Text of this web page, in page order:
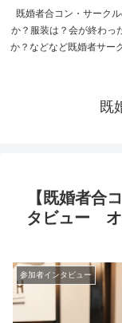
既婚者合コン・サーク
か？服装は？会が終わっ
か？などなど既婚者サー
既
【既婚者合
タビュー オ
参加者インタビュー